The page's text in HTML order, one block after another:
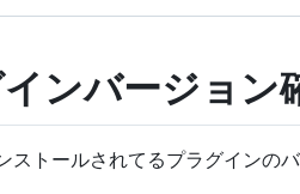
ンバージョン
ストールされてるプラグインの